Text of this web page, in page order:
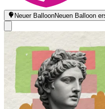
Neuer BalloonNeuen Balloon